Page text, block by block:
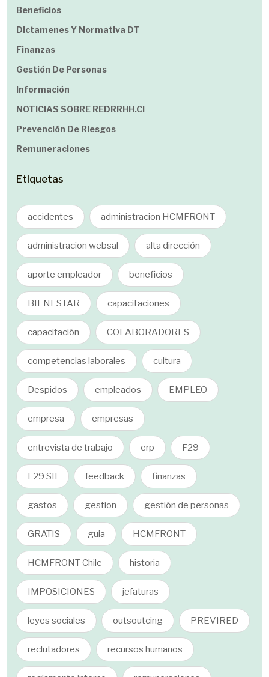
Beneficios
Dictamenes Y Normativa DT
Finanzas
Gestión De Personas
Información
NOTICIAS SOBRE REDRRHH.cl
Prevención De Riesgos
Remuneraciones
Etiquetas
accidentes administracion HCMFRONT
administracion websal alta dirección
aporte empleador beneficios
BIENESTAR capacitaciones
capacitación COLABORADORES
competencias laborales cultura
Despidos empleados EMPLEO
empresa empresas
entrevista de trabajo erp F29
F29 SII feedback finanzas
gastos gestion gestión de personas
GRATIS guia HCMFRONT
HCMFRONT Chile historia
IMPOSICIONES jefaturas
leyes sociales outsoutcing PREVIRED
reclutadores recursos humanos